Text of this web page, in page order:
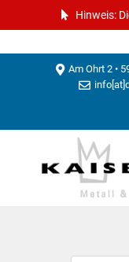
Hinweis:
Am Ohrt 2 •